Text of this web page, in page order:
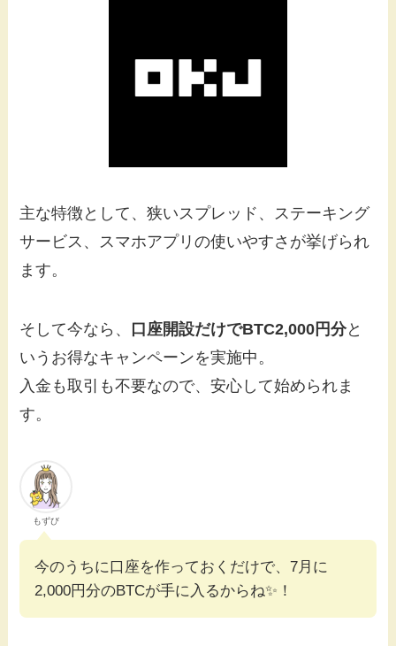
主な特徴として、狭いスプレッド、ステーキング
サービス、スマホアプリの使いやすさが挙げられ
ます。
そして今なら、 口座開設だけでBTC2,000円分と
いうお得なキャンペーンを実施中。
入金も取引も不要なので、安心して始められま
す。
もずび
今のうちに口座を作っておくだけで、7月に
2,000円分のBTCが手に入るからね✨️！